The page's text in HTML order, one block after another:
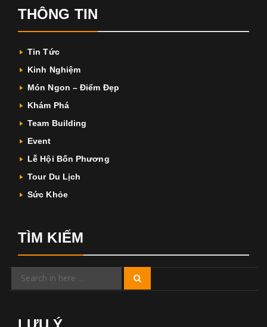
THÔNG TIN
Tin Tức
Kinh Nghiệm
Món Ngon – Điểm Đẹp
Khám Phá
Team Building
Event
Lễ Hội Bốn Phương
Tour Du Lịch
Sức Khỏe
TÌM KIẾM
Search